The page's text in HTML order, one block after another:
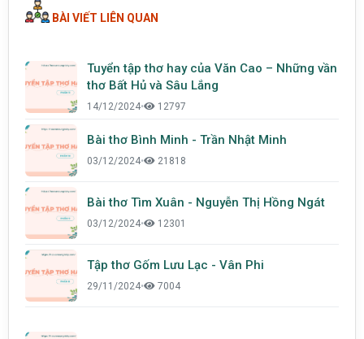
BÀI VIẾT LIÊN QUAN
Tuyển tập thơ hay của Văn Cao – Những vần
thơ Bất Hủ và Sâu Lắng
14/12/2024• 12797
Bài thơ Bình Minh - Trần Nhật Minh
03/12/2024• 21818
Bài thơ Tìm Xuân - Nguyễn Thị Hồng Ngát
03/12/2024• 12301
Tập thơ Gốm Lưu Lạc - Vân Phi
29/11/2024• 7004